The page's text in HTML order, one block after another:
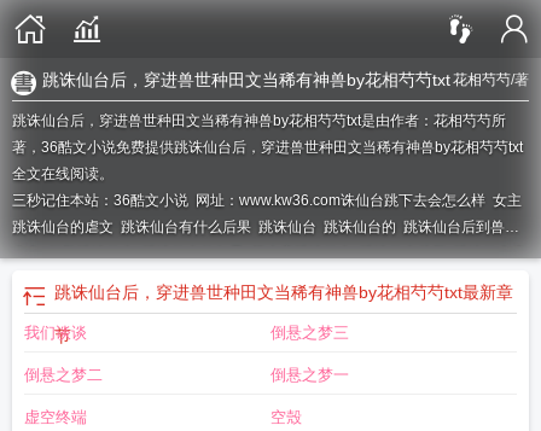
花相芍芍/著
跳诛仙台后，穿进兽世种田文当稀有神兽by花相芍芍txt
跳诛仙台后，穿进兽世种田文当稀有神兽by花相芍芍txt是由作者：花相芍芍所
著，36酷文小说免费提供跳诛仙台后，穿进兽世种田文当稀有神兽by花相芍芍txt
全文在线阅读。
三秒记住本站：36酷文小说 网址：www.kw36.com诛仙台跳下去会怎么样 女主
跳诛仙台的虐文 跳诛仙台有什么后果 跳诛仙台 跳诛仙台的 跳诛仙台后到兽世
全文组队跳诛仙台跳诛仙台的句子第十章跳诛仙台跳诛仙台片段跳诛仙台表
女主跳诛仙台的 组队跳诛仙台知乎 跳诛仙台会怎么样
跳诛仙台是什么意
思
跳诛仙台后，穿进兽世种田文当稀有神兽by花相芍芍txt最新章
节
我们谈谈 倒悬之梦三
倒悬之梦二 倒悬之梦一
虚空终端 空殼